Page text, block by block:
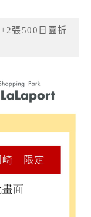
張500日圓折